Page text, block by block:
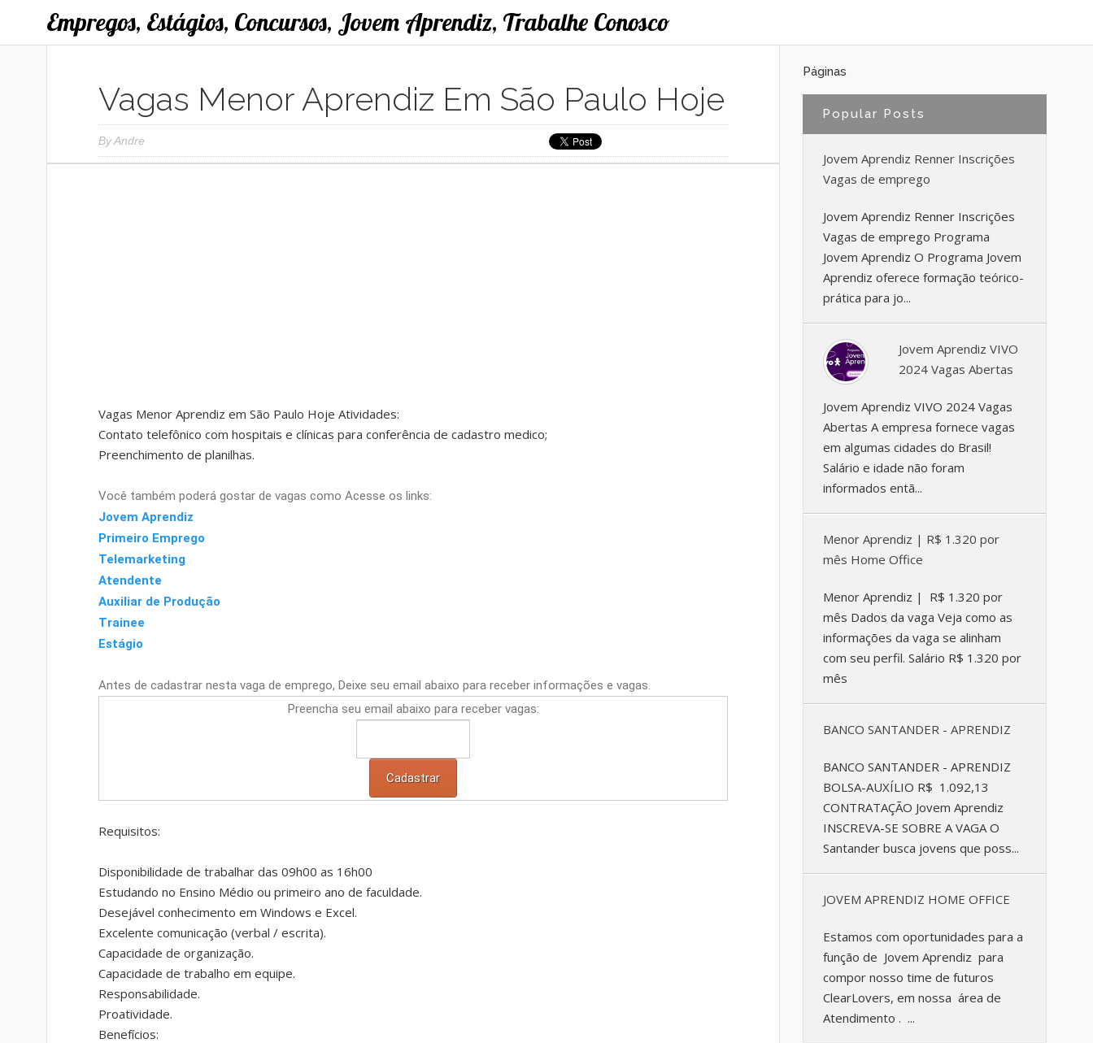
Empregos, Estágios, Concursos, Jovem Aprendiz, Trabalhe Conosco
Vagas Menor Aprendiz Em São Paulo Hoje
ByAndre
Vagas Menor Aprendiz em São Paulo Hoje Atividades:
Contato telefônico com hospitais e clínicas para conferência de cadastro medico;
Preenchimento de planilhas.
Você também poderá gostar de vagas como Acesse os links:
Jovem Aprendiz
Primeiro Emprego
Telemarketing
Atendente
Auxiliar de Produção
Trainee
Estágio
Antes de cadastrar nesta vaga de emprego, Deixe seu email abaixo para receber informações e vagas.
Preencha seu email abaixo para receber vagas:
Requisitos:
Disponibilidade de trabalhar das 09h00 as 16h00
Estudando no Ensino Médio ou primeiro ano de faculdade.
Desejável conhecimento em Windows e Excel.
Excelente comunicação (verbal / escrita).
Capacidade de organização.
Capacidade de trabalho em equipe.
Responsabilidade.
Proatividade.
Benefícios:
Páginas
Popular Posts
Jovem Aprendiz Renner Inscrições
Vagas de emprego
Jovem Aprendiz Renner Inscrições
Vagas de emprego Programa
Jovem Aprendiz O Programa Jovem
Aprendiz oferece formação teórico-
prática para jo...
Jovem Aprendiz VIVO
2024 Vagas Abertas
Jovem Aprendiz VIVO 2024 Vagas
Abertas A empresa fornece vagas
em algumas cidades do Brasil!
Salário e idade não foram
informados entã...
Menor Aprendiz | R$ 1.320 por
mês Home Office
Menor Aprendiz | R$ 1.320 por
mês Dados da vaga Veja como as
informações da vaga se alinham
com seu perfil. Salário R$ 1.320 por
mês
BANCO SANTANDER - APRENDIZ
BANCO SANTANDER - APRENDIZ
BOLSA-AUXÍLIO R$ 1.092,13
CONTRATAÇÃO Jovem Aprendiz
INSCREVA-SE SOBRE A VAGA O
Santander busca jovens que poss...
JOVEM APRENDIZ HOME OFFICE
Estamos com oportunidades para a
função de Jovem Aprendiz para
compor nosso time de futuros
ClearLovers, em nossa área de
Atendimento . ...